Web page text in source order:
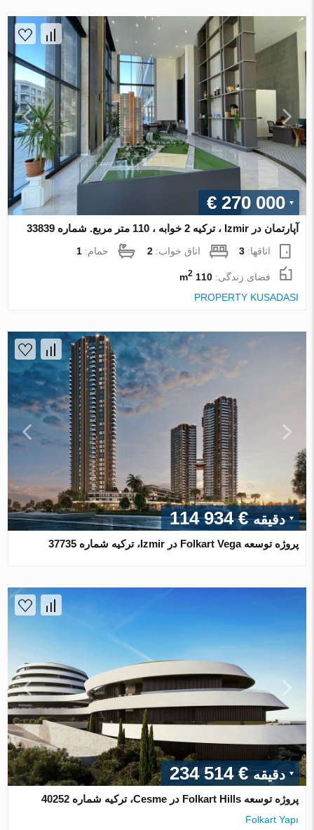
€ 270 000
آپارتمان در Izmir ، ترکیه 2 خوابه ، 110 متر مربع. شماره 33839
اتاقها:3 اتاق خواب:2 حمام:1
فضای زندگی:110 m
2
PROPERTY KUSADASI
دقیقه€ 114 934
پروژه توسعه Folkart Vega در Izmir، ترکیه شماره 37735
دقیقه € 234 514
پروژه توسعه Folkart Hills در Cesme، ترکیه شماره 40252
Folkart Yapı